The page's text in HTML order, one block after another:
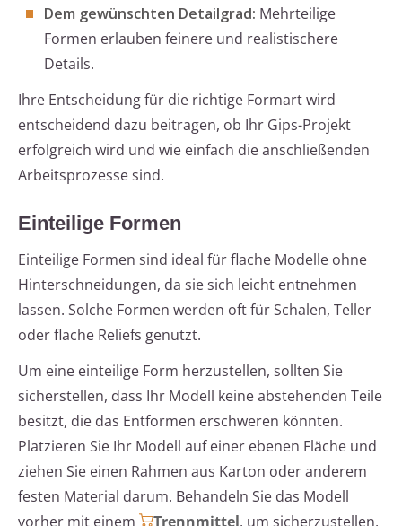
Dem gewünschten Detailgrad: Mehrteilige
Formen erlauben feinere und realistischere
Details.
Ihre Entscheidung für die richtige Formart wird
entscheidend dazu beitragen, ob Ihr Gips-Projekt
erfolgreich wird und wie einfach die anschließenden
Arbeitsprozesse sind.
Einteilige Formen
Einteilige Formen sind ideal für flache Modelle ohne
Hinterschneidungen, da sie sich leicht entnehmen
lassen. Solche Formen werden oft für Schalen, Teller
oder flache Reliefs genutzt.
Um eine einteilige Form herzustellen, sollten Sie
sicherstellen, dass Ihr Modell keine abstehenden Teile
besitzt, die das Entformen erschweren könnten.
Platzieren Sie Ihr Modell auf einer ebenen Fläche und
ziehen Sie einen Rahmen aus Karton oder anderem
festen Material darum. Behandeln Sie das Modell
vorher mit einem
Trennmittel, um sicherzustellen,